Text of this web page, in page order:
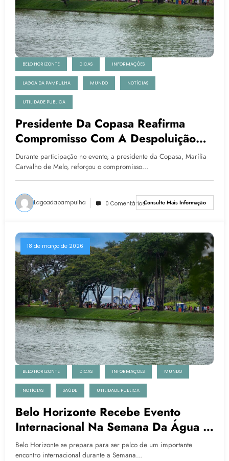
BELO HORIZONTE DICAS INFORMAÇÕES
LAGOA DA PAMPULHA MUNDO NOTÍCIAS
UTILIDADE PUBLICA
Presidente Da Copasa Reafirma
Compromisso Com A Despoluição
Da Lagoa Da Pampulha Após
Renovação De Contrato Com A
Prefeitura De BH
Durante participação no evento, a presidente da Copasa, Marília
Carvalho de Melo, reforçou o compromisso…
Lagoadapampulha 0 ComentáriosConsulte Mais Informação
18 de março de 2026
BELO HORIZONTE DICAS INFORMAÇÕES MUNDO
NOTÍCIAS SAÚDE UTILIDADE PUBLICA
Belo Horizonte Recebe Evento
Internacional Na Semana Da Água E
Reforça Protagonismo Ambiental
Belo Horizonte se prepara para ser palco de um importante
encontro internacional durante a Semana…